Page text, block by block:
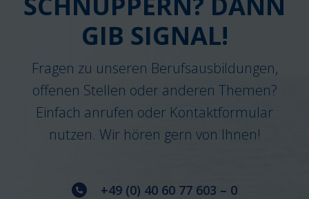
GIB SIGNAL!
Fragen zu unseren Berufsausbildungen,
offenen Stellen oder anderen Themen?
Einfach anrufen oder Kontaktformular
nutzen. Wir hören gern von Ihnen!
+49 (0) 40 60 77 603 – 0